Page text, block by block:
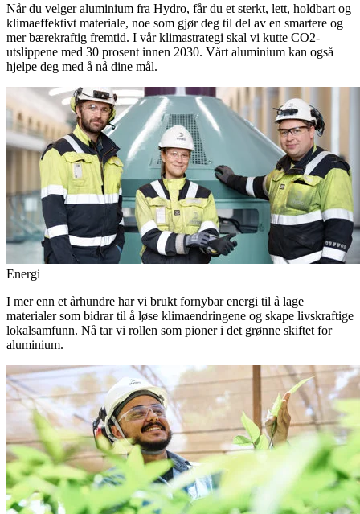
Når du velger aluminium fra Hydro, får du et sterkt, lett, holdbart og
klimaeffektivt materiale, noe som gjør deg til del av en smartere og
mer bærekraftig fremtid. I vår klimastrategi skal vi kutte CO2-
utslippene med 30 prosent innen 2030. Vårt aluminium kan også
hjelpe deg med å nå dine mål.
Energi
I mer enn et århundre har vi brukt fornybar energi til å lage
materialer som bidrar til å løse klimaendringene og skape livskraftige
lokalsamfunn. Nå tar vi rollen som pioner i det grønne skiftet for
aluminium.